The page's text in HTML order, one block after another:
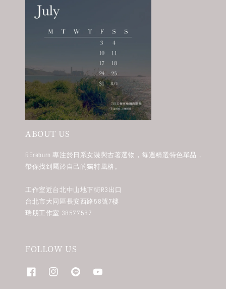
ABOUT US
REreburn 專注於日系女裝與古著選物，每週精選特色單品，
帶你找到屬於自己的獨特風格。
工作室近台北中山地下街R3出口
台北市大同區長安西路58號7樓
瑞朋工作室 38577587
FOLLOW US